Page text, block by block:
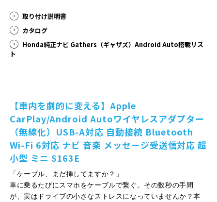
取り付け説明書
カタログ
Honda純正ナビ Gathers（ギャザズ）Android Auto搭載リス
ト
【車内を劇的に変える】Apple
CarPlay/Android Autoワイヤレスアダプター
（無線化）USB-A対応 自動接続 Bluetooth
Wi-Fi 6対応 ナビ 音楽 メッセージ受送信対応 超
小型 ミニ S163E
「ケーブル、まだ挿してますか？」
車に乗るたびにスマホをケーブルで繋ぐ。その数秒の手間
が、実はドライブの小さなストレスになっていませんか？本